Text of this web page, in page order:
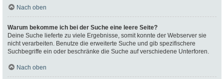
Nach oben
Warum bekomme ich bei der Suche eine leere Seite?
Deine Suche lieferte zu viele Ergebnisse, somit konnte der Webserver sie
nicht verarbeiten. Benutze die erweiterte Suche und gib spezifischere
Suchbegriffe ein oder beschränke die Suche auf verschiedene Unterforen.
Nach oben